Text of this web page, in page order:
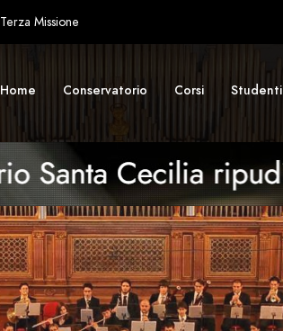
Terza Missione
Home Conservatorio Corsi Studenti